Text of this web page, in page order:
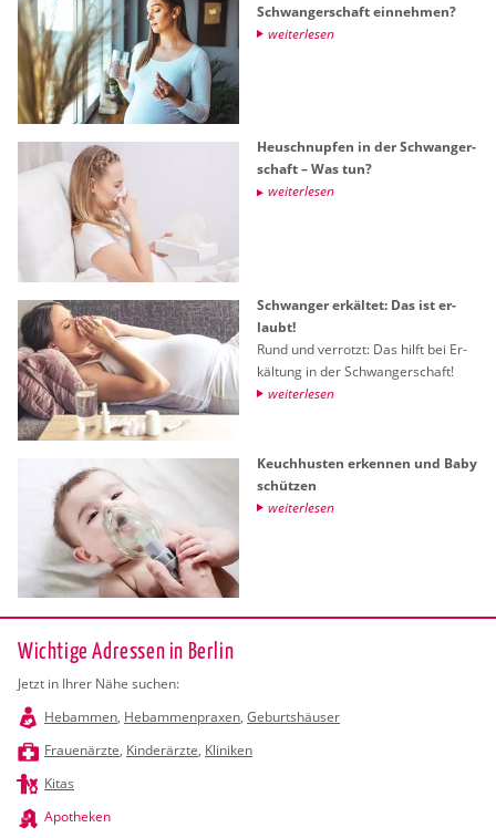
Schwan­ger­schaft ein­neh­men?
wei­ter­le­sen
Heu­schnup­fen in der Schwan­ger­
schaft – Was tun?
wei­ter­le­sen
Schwan­ger er­käl­tet: Das ist er­
laubt!
Rund und ver­rotzt: Das hilft bei Er­
käl­tung in der Schwan­ger­schaft!
wei­ter­le­sen
Keuch­hus­ten er­ken­nen und Baby
schüt­zen
wei­ter­le­sen
Wichtige Adressen in Berlin
Jetzt in Ihrer Nähe suchen:
Hebammen, Hebammenpraxen, Geburtshäuser
Frauenärzte, Kinderärzte, Kliniken
Kitas
Apotheken